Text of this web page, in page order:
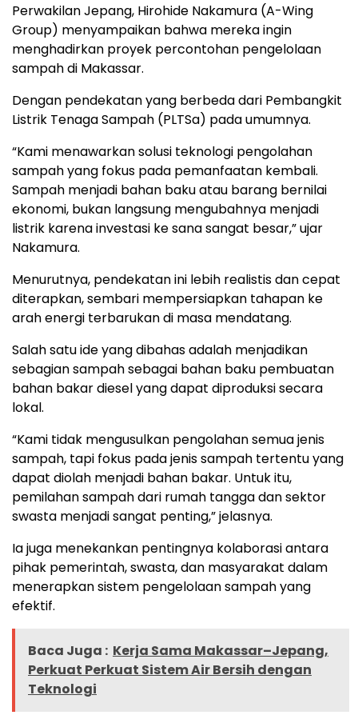
Perwakilan Jepang, Hirohide Nakamura (A-Wing
Group) menyampaikan bahwa mereka ingin
menghadirkan proyek percontohan pengelolaan
sampah di Makassar.
Dengan pendekatan yang berbeda dari Pembangkit
Listrik Tenaga Sampah (PLTSa) pada umumnya.
“Kami menawarkan solusi teknologi pengolahan
sampah yang fokus pada pemanfaatan kembali.
Sampah menjadi bahan baku atau barang bernilai
ekonomi, bukan langsung mengubahnya menjadi
listrik karena investasi ke sana sangat besar,” ujar
Nakamura.
Menurutnya, pendekatan ini lebih realistis dan cepat
diterapkan, sembari mempersiapkan tahapan ke
arah energi terbarukan di masa mendatang.
Salah satu ide yang dibahas adalah menjadikan
sebagian sampah sebagai bahan baku pembuatan
bahan bakar diesel yang dapat diproduksi secara
lokal.
“Kami tidak mengusulkan pengolahan semua jenis
sampah, tapi fokus pada jenis sampah tertentu yang
dapat diolah menjadi bahan bakar. Untuk itu,
pemilahan sampah dari rumah tangga dan sektor
swasta menjadi sangat penting,” jelasnya.
Ia juga menekankan pentingnya kolaborasi antara
pihak pemerintah, swasta, dan masyarakat dalam
menerapkan sistem pengelolaan sampah yang
efektif.
Baca Juga : Kerja Sama Makassar–Jepang,
Perkuat Perkuat Sistem Air Bersih dengan
Teknologi